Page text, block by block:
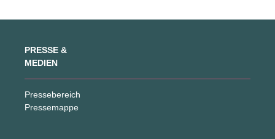
PRESSE &
MEDIEN
Pressebereich
Pressemappe